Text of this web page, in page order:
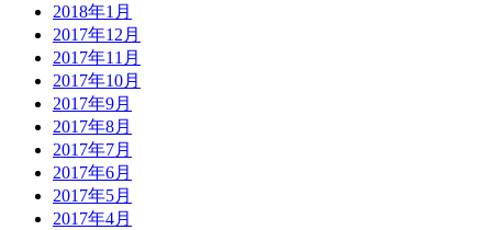
2018年1月
2017年12月
2017年11月
2017年10月
2017年9月
2017年8月
2017年7月
2017年6月
2017年5月
2017年4月